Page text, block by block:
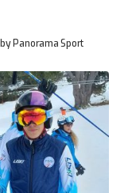
by Panorama Sport